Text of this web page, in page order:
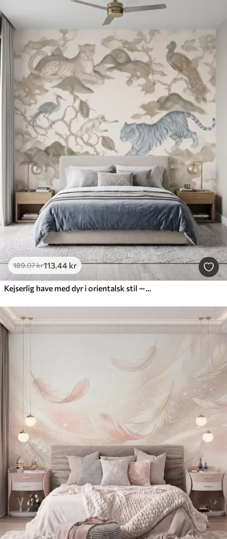
189.07kr113.44 kr
Kejserlig have med dyr i orientalsk stil — abe, leopard, tiger, påfugl og hejre